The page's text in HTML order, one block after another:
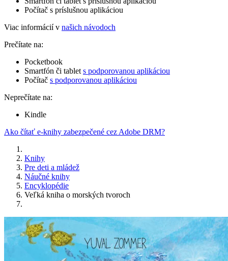
Počítač s príslušnou aplikáciou
Viac informácií v našich návodoch
Prečítate na:
Pocketbook
Smartfón či tablet s podporovanou aplikáciou
Počítač s podporovanou aplikáciou
Neprečítate na:
Kindle
Ako čítať e-knihy zabezpečené cez Adobe DRM?
Knihy
Pre deti a mládež
Náučné knihy
Encyklopédie
Veľká kniha o morských tvoroch